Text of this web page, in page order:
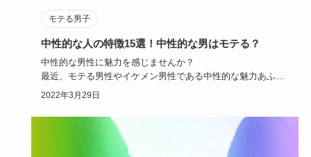
モテる男子
中性的な人の特徴15選！中性的な男はモテる？
中性的な男性に魅力を感じませんか？
最近、モテる男性やイケメン男性である中性的な魅力あふれ
る男子が人気です。
2022年3月29日